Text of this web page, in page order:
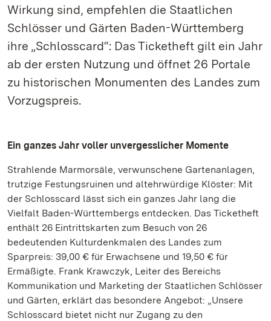
Wirkung sind, empfehlen die Staatlichen
Schlösser und Gärten Baden-Württemberg
ihre „Schlosscard“: Das Ticketheft gilt ein Jahr
ab der ersten Nutzung und öffnet 26 Portale
zu historischen Monumenten des Landes zum
Vorzugspreis.
Ein ganzes Jahr voller unvergesslicher Momente
Strahlende Marmorsäle, verwunschene Gartenanlagen,
trutzige Festungsruinen und altehrwürdige Klöster: Mit
der Schlosscard lässt sich ein ganzes Jahr lang die
Vielfalt Baden-Württembergs entdecken. Das Ticketheft
enthält 26 Eintrittskarten zum Besuch von 26
bedeutenden Kulturdenkmalen des Landes zum
Sparpreis: 39,00 € für Erwachsene und 19,50 € für
Ermäßigte. Frank Krawczyk, Leiter des Bereichs
Kommunikation und Marketing der Staatlichen Schlösser
und Gärten, erklärt das besondere Angebot: „Unsere
Schlosscard bietet nicht nur Zugang zu den